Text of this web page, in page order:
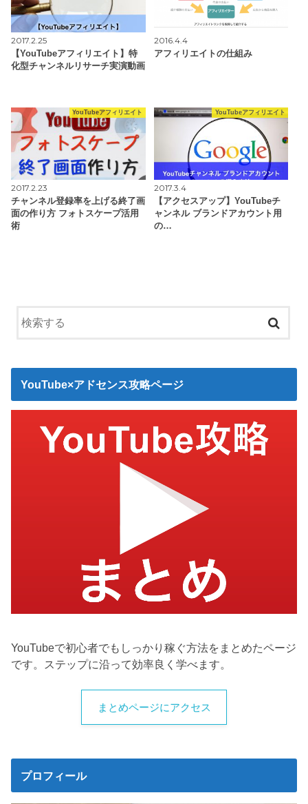
2017.2.25
【YouTubeアフィリエイト】特
化型チャンネルリサーチ実演動画
2016.4.4
アフィリエイトの仕組み
YouTubeアフィリエイト
2017.2.23
チャンネル登録率を上げる終了画
面の作り方 フォトスケープ活用
術
YouTubeアフィリエイト
2017.3.4
【アクセスアップ】YouTubeチ
ャンネル ブランドアカウント用
の…
YouTube×アドセンス攻略ページ
YouTubeで初心者でもしっかり稼ぐ方法をまとめたページ
です。ステップに沿って効率良く学べます。
まとめページにアクセス
プロフィール